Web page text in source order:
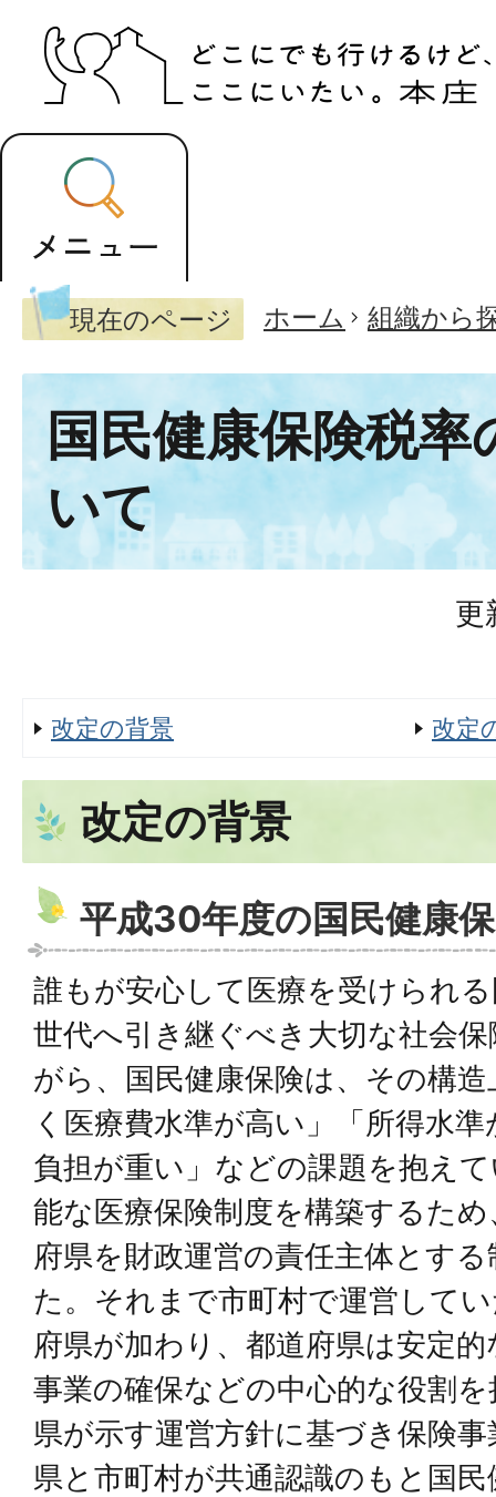
現在のページ ホーム 組織から
国民健康保険税率
いて
更
改定の背景 改定
改定の背景
平成30年度の国民健康
誰もが安心して医療を受けられ
世代へ引き継ぐべき大切な社会
がら、国民健康保険は、その構
く医療費水準が高い」「所得水
負担が重い」などの課題を抱え
能な医療保険制度を構築するた
府県を財政運営の責任主体とす
た。それまで市町村で運営して
府県が加わり、都道府県は安定
事業の確保などの中心的な役割
県が示す運営方針に基づき保険
県と市町村が共通認識のもと国